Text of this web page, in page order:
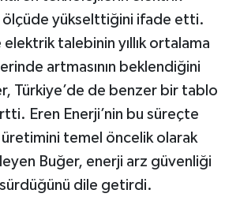
yükselttiğini ifade etti.
talebinin yıllık ortalama
artmasının beklendiğini
Türkiye’de de benzer bir tablo
Eren Enerji’nin bu süreçte
temel öncelik olarak
Buğer, enerji arz güvenliği
sürdüğünü dile getirdi.